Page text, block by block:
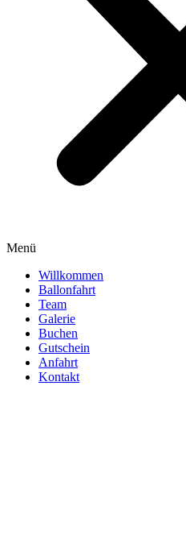
Menü
Willkommen
Ballonfahrt
Team
Galerie
Buchen
Gutschein
Anfahrt
Kontakt